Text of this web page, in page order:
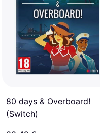
80 days & Overboard!
(Switch)